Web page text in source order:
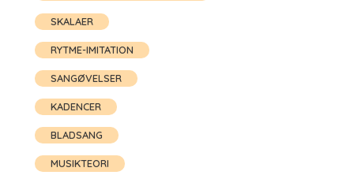
SKALAER
RYTME-IMITATION
SANGØVELSER
KADENCER
BLADSANG
MUSIKTEORI